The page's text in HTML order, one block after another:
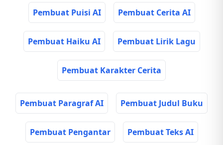
Pembuat Puisi AI Pembuat Cerita AI
Pembuat Haiku AI Pembuat Lirik Lagu
Pembuat Karakter Cerita
Pembuat Paragraf AI Pembuat Judul Buku
Pembuat Pengantar Pembuat Teks AI